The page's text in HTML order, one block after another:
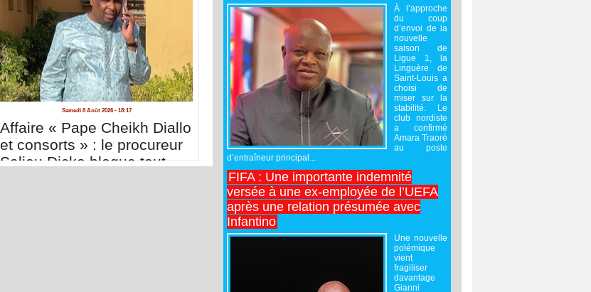
Samedi 8 Août 2026 - 18:17
Affaire « Pape Cheikh Diallo
et consorts » : le procureur
Saliou Dicko bloque tout
À l’approche
du coup
d’envoi de la
nouvelle
saison de
Ligue 1, la
Linguère de
Saint-Louis a
choisi de
miser sur la
stabilité. Le
club nordiste
a confirmé
Amara Traoré
au poste
d’entraîneur principal...
FIFA : Une importante indemnité
versée à une ex-employée de l’UEFA
après une relation présumée avec
Infantino
Une nouvelle
polémique
vient
fragiliser
davantage
Gianni